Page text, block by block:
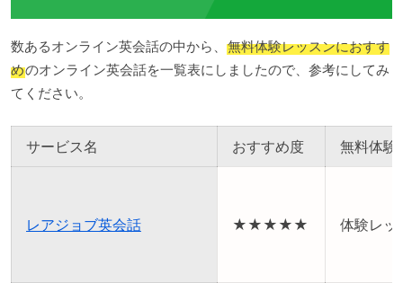
数あるオンライン英会話の中から、 無料体験レッスンにおすす
めのオンライン英会話を一覧表にしましたので、参考にしてみ
てください。
サービス名 おすすめ度 無料体験
レアジョブ英会話 ★★★★★ 体験レッ